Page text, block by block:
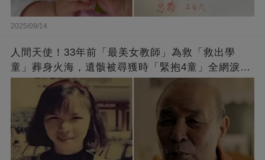
2025/09/14
人間天使！33年前「最美女教師」為救「救出學
童」葬身火海，遺骸被尋獲時「緊抱4童」全網淚
崩：真正的英雄不該被遺忘